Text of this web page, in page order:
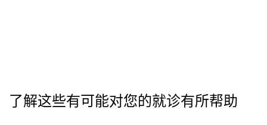
了解这些有可能对您的就诊有所帮助